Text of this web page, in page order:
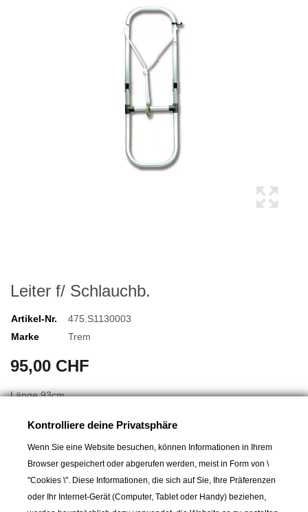
Leiter f/ Schlauchb.
Artikel-Nr.
475.S1130003
Marke
Trem
95,00 CHF
Länge 93cm
Tritte: 2+1=3
Kontrolliere deine Privatsphäre
Wenn Sie eine Website besuchen, können Informationen in Ihrem
Browser gespeichert oder abgerufen werden, meist in Form von \
"Cookies \". Diese Informationen, die sich auf Sie, Ihre Präferenzen
oder Ihr Internet-Gerät (Computer, Tablet oder Handy) beziehen,